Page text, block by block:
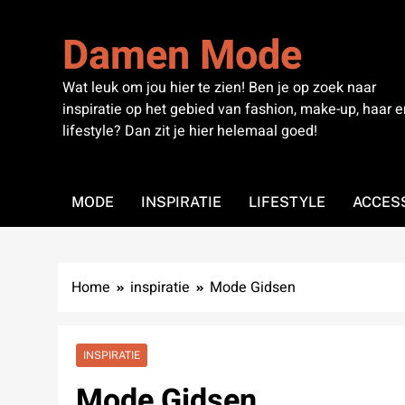
Damen Mode
Wat leuk om jou hier te zien! Ben je op zoek naar
inspiratie op het gebied van fashion, make-up, haar
lifestyle? Dan zit je hier helemaal goed!
MODE INSPIRATIE LIFESTYLE
Home inspiratie Mode Gidsen
INSPIRATIE